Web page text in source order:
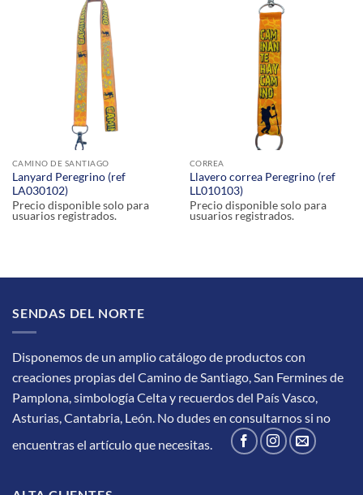
CAMINO DE SANTIAGO
Lanyard Peregrino (ref
LA030102)
Precio disponible solo para
usuarios registrados.
CORREA
Llavero correa Peregrino (ref
LL010103)
Precio disponible solo para
usuarios registrados.
SENDAS DEL NORTE
Disponemos de un amplio catálogo de productos con
creaciones propias del Camino de Santiago, San Fermines de
Pamplona, simbología Celta y recuerdos del País Vasco,
Asturias, Cantabria, León. No dudes en consultarnos si no
encuentras el artículo que necesitas.